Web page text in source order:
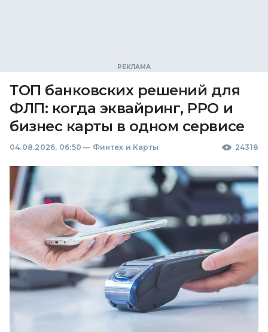
ТОП банковских решений для
ФЛП: когда эквайринг, РРО и
бизнес карты в одном сервисе
04.08.2026, 06:50 — Финтех и Карты 24318